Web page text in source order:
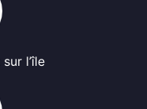
sur l’île